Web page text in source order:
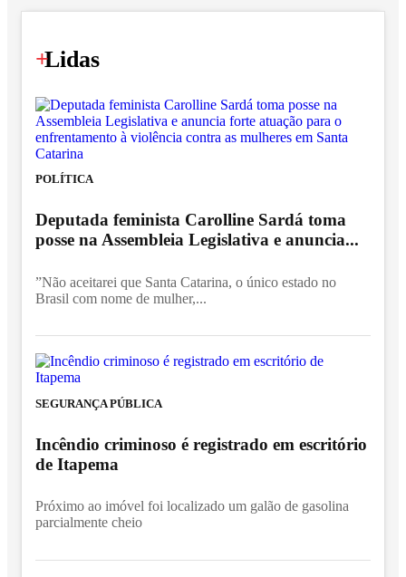
+
Lidas
POLÍTICA
Deputada feminista Carolline Sardá toma
posse na Assembleia Legislativa e anuncia...
”Não aceitarei que Santa Catarina, o único estado no
Brasil com nome de mulher,...
SEGURANÇA PÚBLICA
Incêndio criminoso é registrado em escritório
de Itapema
Próximo ao imóvel foi localizado um galão de gasolina
parcialmente cheio